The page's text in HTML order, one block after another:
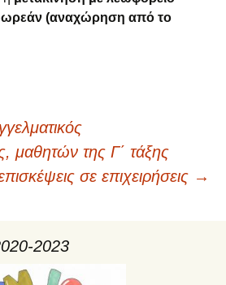
(αναχώρηση από το
μαθητών της Γ΄ τάξης
σε επιχειρήσεις →
2023